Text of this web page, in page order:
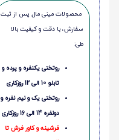
محصولات مینی‌ مال پس از ثبت
سفارش، با دقت و کیفیت بالا
طی:
روتختی یکنفره و پرده و
تابلو 10 الی 12 روزکاری
روتختی یک و نیم نفره و
دونفره 14 الی 16 روزکاری
فرشینه و کاور فرش تا